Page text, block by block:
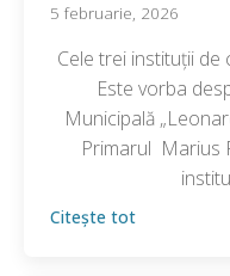
5 februarie, 2026
Cele trei instituții
Este vorba
Municipală
Primarul Marius
Citește tot